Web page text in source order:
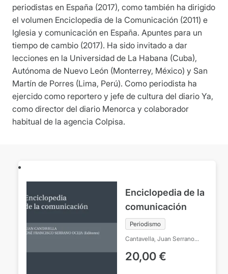
periodistas en España (2017), como también ha dirigido
el volumen Enciclopedia de la Comunicación (2011) e
Iglesia y comunicación en España. Apuntes para un
tiempo de cambio (2017). Ha sido invitado a dar
lecciones en la Universidad de La Habana (Cuba),
Autónoma de Nuevo León (Monterrey, México) y San
Martín de Porres (Lima, Perú). Como periodista ha
ejercido como reportero y jefe de cultura del diario Ya,
como director del diario Menorca y colaborador
habitual de la agencia Colpisa.
Enciclopedia de la
comunicación
Periodismo
Cantavella, Juan Serrano
20,00€